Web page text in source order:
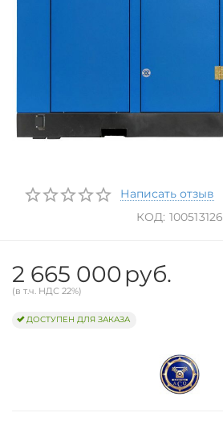
Написать отзыв
КОД: 100513126
2 665 000 руб.
(в т.ч. НДС 22%)
ДОСТУПЕН ДЛЯ ЗАКАЗА